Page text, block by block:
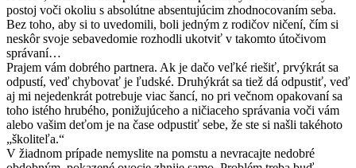
postoj voči okoliu s absolútne absentujúcim zhodnocovaním seba.
Bez toho, aby si to uvedomili, boli jedným z rodičov ničení, čím si
neskôr svoje sebavedomie rozhodli ukotviť v takomto útočivom
správaní…
Prajem vám dobrého partnera. Ak je dačo veľké riešiť, prvýkrát sa
odpustí, veď chybovať je ľudské. Druhýkrát sa tiež dá odpustiť, veď
aj mi nejedenkrát potrebuje viac šancí, no pri večnom opakovaní sa
toho istého hrubého, ponižujúceho a ničiaceho správania voči vám
alebo vašim deťom je na čase odpustiť sebe, že ste si našli takéhoto
„školiteľa.“
V žiadnom prípade nemyslite na pomstu a nevracajte nedobré